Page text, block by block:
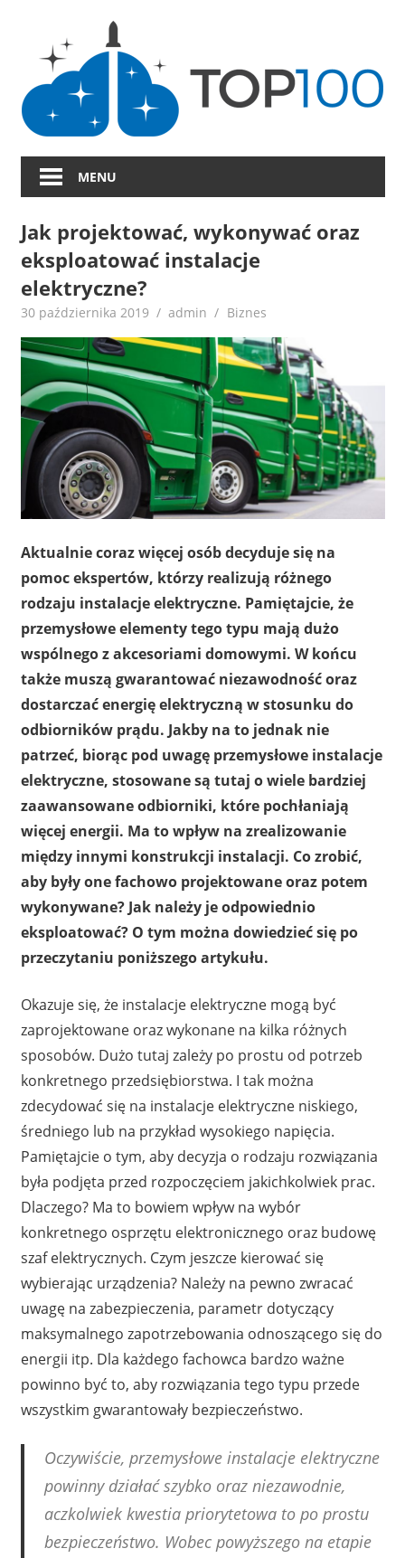
content
MENU
Jak projektować, wykonywać oraz
eksploatować instalacje
elektryczne?
30 października 2019 admin Biznes
Aktualnie coraz więcej osób decyduje się na
pomoc ekspertów, którzy realizują różnego
rodzaju instalacje elektryczne. Pamiętajcie, że
przemysłowe elementy tego typu mają dużo
wspólnego z akcesoriami domowymi. W końcu
także muszą gwarantować niezawodność oraz
dostarczać energię elektryczną w stosunku do
odbiorników prądu. Jakby na to jednak nie
patrzeć, biorąc pod uwagę przemysłowe instalacje
elektryczne, stosowane są tutaj o wiele bardziej
zaawansowane odbiorniki, które pochłaniają
więcej energii. Ma to wpływ na zrealizowanie
między innymi konstrukcji instalacji. Co zrobić,
aby były one fachowo projektowane oraz potem
wykonywane? Jak należy je odpowiednio
eksploatować? O tym można dowiedzieć się po
przeczytaniu poniższego artykułu.
Okazuje się, że instalacje elektryczne mogą być
zaprojektowane oraz wykonane na kilka różnych
sposobów. Dużo tutaj zależy po prostu od potrzeb
konkretnego przedsiębiorstwa. I tak można
zdecydować się na instalacje elektryczne niskiego,
średniego lub na przykład wysokiego napięcia.
Pamiętajcie o tym, aby decyzja o rodzaju rozwiązania
była podjęta przed rozpoczęciem jakichkolwiek prac.
Dlaczego? Ma to bowiem wpływ na wybór
konkretnego osprzętu elektronicznego oraz budowę
szaf elektrycznych. Czym jeszcze kierować się
wybierając urządzenia? Należy na pewno zwracać
uwagę na zabezpieczenia, parametr dotyczący
maksymalnego zapotrzebowania odnoszącego się do
energii itp. Dla każdego fachowca bardzo ważne
powinno być to, aby rozwiązania tego typu przede
wszystkim gwarantowały bezpieczeństwo.
Oczywiście, przemysłowe instalacje elektryczne
powinny działać szybko oraz niezawodnie,
aczkolwiek kwestia priorytetowa to po prostu
bezpieczeństwo. Wobec powyższego na etapie